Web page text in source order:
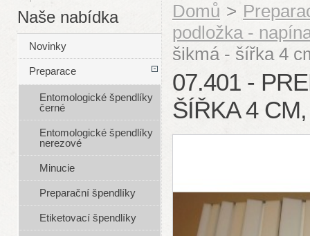
Domů >
podložka -
šikmá - šířka 4
07.401 -
ŠÍŘKA 4
Naše nabídka
Novinky
Preparace
Entomologické špendlíky
černé
Entomologické špendlíky
nerezové
Minucie
Preparační špendlíky
Etiketovací špendlíky